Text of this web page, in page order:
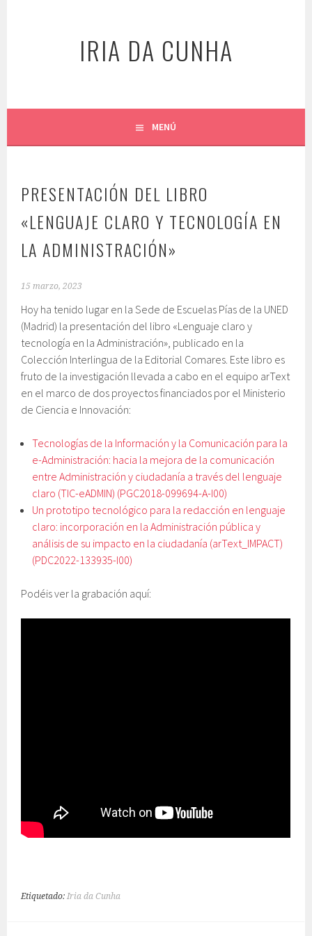
IRIA DA CUNHA
MENÚ
PRESENTACIÓN DEL LIBRO
«LENGUAJE CLARO Y TECNOLOGÍA EN
LA ADMINISTRACIÓN»
15 marzo, 2023
Hoy ha tenido lugar en la Sede de Escuelas Pías de la UNED
(Madrid) la presentación del libro «Lenguaje claro y
tecnología en la Administración», publicado en la
Colección Interlingua de la Editorial Comares. Este libro es
fruto de la investigación llevada a cabo en el equipo arText
en el marco de dos proyectos financiados por el Ministerio
de Ciencia e Innovación:
Tecnologías de la Información y la Comunicación para la
e-Administración: hacia la mejora de la comunicación
entre Administración y ciudadanía a través del lenguaje
claro (TIC-eADMIN) (PGC2018-099694-A-I00)
Un prototipo tecnológico para la redacción en lenguaje
claro: incorporación en la Administración pública y
análisis de su impacto en la ciudadanía (arText_IMPACT)
(PDC2022-133935-I00)
Podéis ver la grabación aquí:
Etiquetado:Iria da Cunha